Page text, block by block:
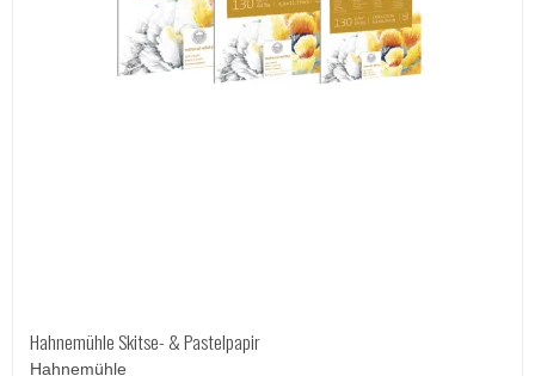
Hahnemühle Skitse- & Pastelpapir
Hahnemühle